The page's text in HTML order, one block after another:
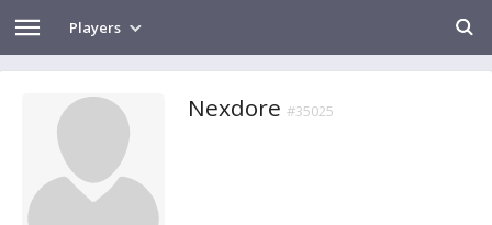
Players
Nexdore #35025